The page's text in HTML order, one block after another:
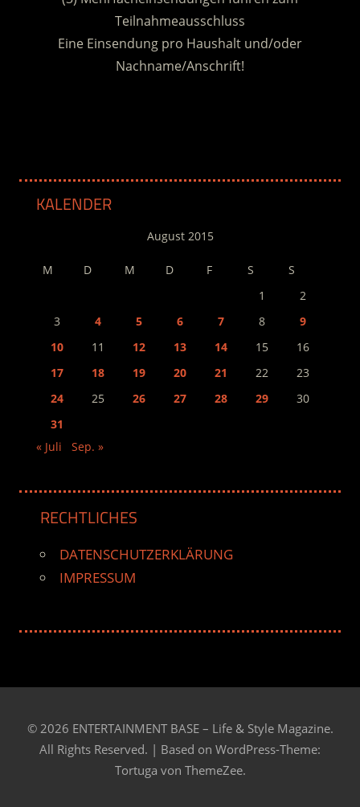
Teilnahmeausschluss
Eine Einsendung pro Haushalt und/oder
Nachname/Anschrift!
KALENDER
August 2015
M D M D F S
S
1
2
3
4 5 6 7 8
9
10
11 12 13 14 15
16
17
18 19 20 21 22
23
24
25 26 27 28 29
30
31
« Juli
Sep. »
RECHTLICHES
DATENSCHUTZERKLÄRUNG
IMPRESSUM
© 2026 ENTERTAINMENT BASE – Life & Style Magazine.
All Rights Reserved. | Based on WordPress-Theme:
Tortuga von ThemeZee.